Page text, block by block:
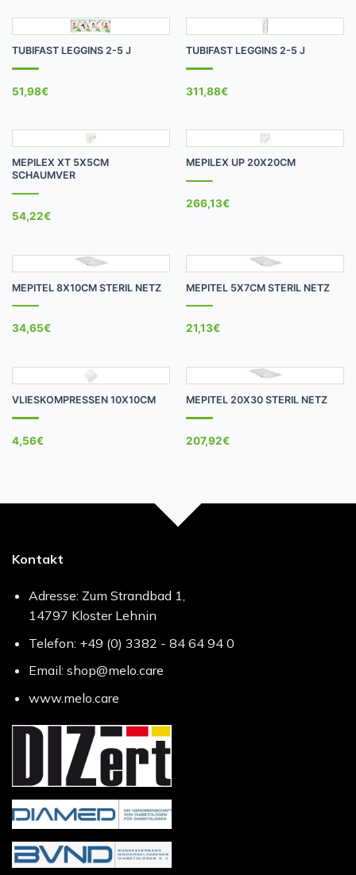
TUBIFAST LEGGINS 2-5 J
51,98€
TUBIFAST LEGGINS 2-5 J
311,88€
MEPILEX XT 5X5CM
SCHAUMVER
54,22€
MEPILEX UP 20X20CM
266,13€
MEPITEL 8X10CM STERIL NETZ
34,65€
MEPITEL 5X7CM STERIL NETZ
21,13€
VLIESKOMPRESSEN 10X10CM
4,56€
MEPITEL 20X30 STERIL NETZ
207,92€
Kontakt
Adresse: Zum Strandbad 1,
14797 Kloster Lehnin
Telefon: +49 (0) 3382 - 84 64 94 0
Email: shop@melo.care
www.melo.care